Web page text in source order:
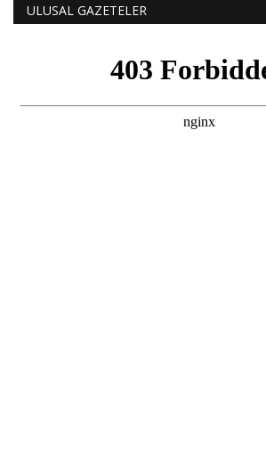
ULUSAL GAZETELER